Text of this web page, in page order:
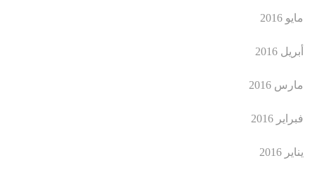
مايو 2016
أبريل 2016
مارس 2016
فبراير 2016
يناير 2016